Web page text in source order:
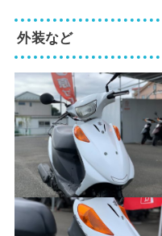
外装など